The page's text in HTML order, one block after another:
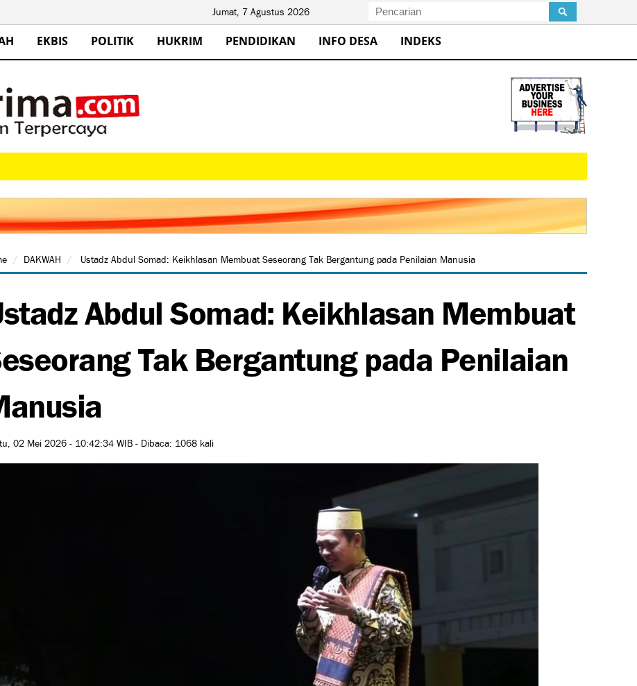
Jumat, 7 Agustus 2026
EKBIS POLITIK HUKRIM PENDIDIKAN INFO DESA INDEKS
DAKWAH Ustadz Abdul Somad: Keikhlasan Membuat Seseorang Tak Bergantung pada Penilaian Manusia
Abdul Somad: Keikhlasan Membuat
Tak Bergantung pada Penilaian
02 Mei 2026 - 10:42:34 WIB - Dibaca: 1068 kali